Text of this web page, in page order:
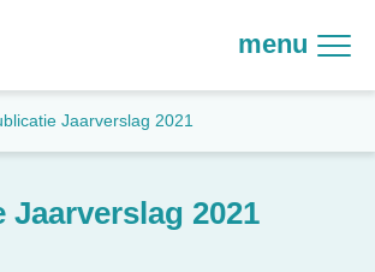
menu
Jaarverslag 2021
Jaarverslag 2021